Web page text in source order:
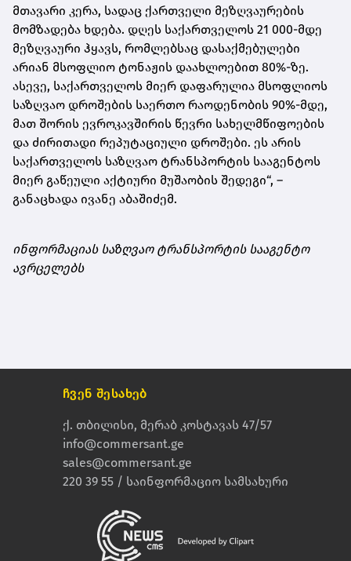
მთავარი კერა, სადაც ქართველი მეზღვაურების
მომზადება ხდება. დღეს საქართველოს 21 000-მდე
მეზღვაური ჰყავს, რომლებსაც დასაქმებულები
არიან მსოფლიო ტონაჟის დაახლოებით 80%-ზე.
ასევე, საქართველოს მიერ დაფარულია მსოფლიოს
საზღვაო დროშების საერთო რაოდენობის 90%-მდე,
მათ შორის ევროკავშირის წევრი სახელმწიფოების
და ძირითადი რეპუტაციული დროშები. ეს არის
საქართველოს საზღვაო ტრანსპორტის სააგენტოს
მიერ გაწეული აქტიური მუშაობის შედეგი“, –
განაცხადა ივანე აბაშიძემ.
ინფორმაციას საზღვაო ტრანსპორტის სააგენტო
ავრცელებს
ჩვენ შესახებ
ქ. თბილისი, მერაბ კოსტავას 47/57
info@commersant.ge
sales@commersant.ge
220 39 55 / საინფორმაციო სამსახური